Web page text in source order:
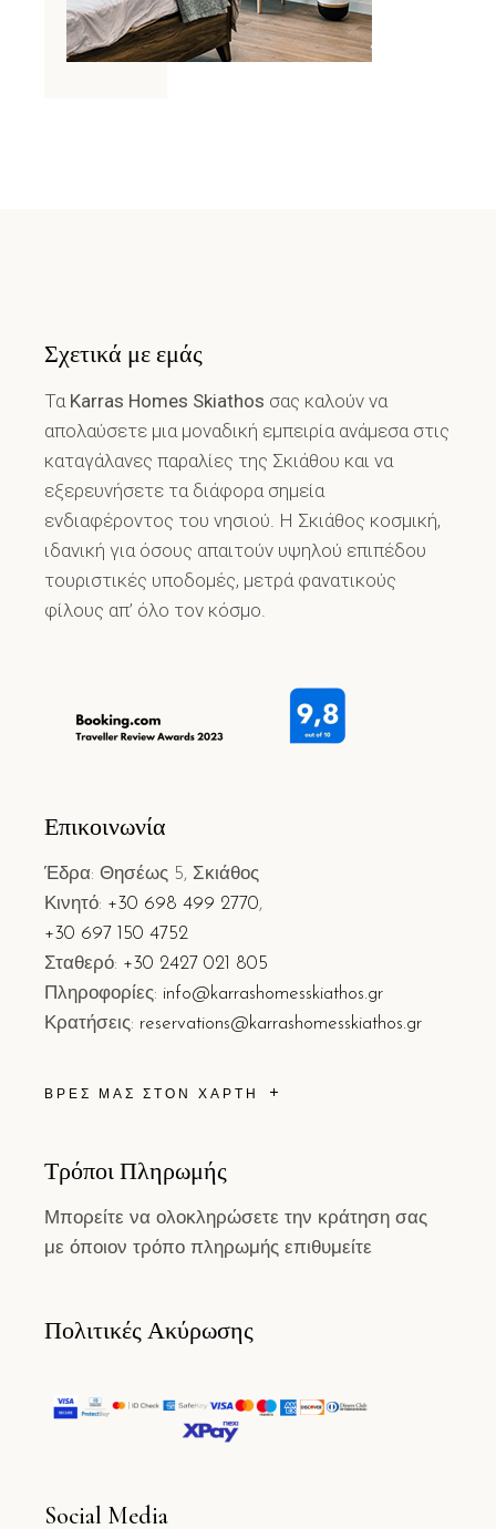
Σχετικά με εμάς
Τα Karras Homes Skiathos σας καλούν να
απολαύσετε μια μοναδική εμπειρία ανάμεσα στις
καταγάλανες παραλίες της Σκιάθου και να
εξερευνήσετε τα διάφορα σημεία
ενδιαφέροντος του νησιού. Η Σκιάθος κοσμική,
ιδανική για όσους απαιτούν υψηλού επιπέδου
τουριστικές υποδομές, μετρά φανατικούς
φίλους απ’ όλο τον κόσμο.
Επικοινωνία
Έδρα: Θησέως 5, Σκιάθος
Κινητό: +30 698 499 2770,
+30 697 150 4752
Σταθερό: +30 2427 021 805
Πληροφορίες: info@karrashomesskiathos.gr
Κρατήσεις: reservations@karrashomesskiathos.gr
ΒΡΕΣ ΜΑΣ ΣΤΟΝ ΧΑΡΤΗ
Τρόποι Πληρωμής
Μπορείτε να ολοκληρώσετε την κράτηση σας
με όποιον τρόπο πληρωμής επιθυμείτε
Πολιτικές Ακύρωσης
Social Media